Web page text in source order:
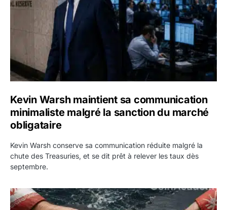
Kevin Warsh maintient sa communication
minimaliste malgré la sanction du marché
obligataire
Kevin Warsh conserve sa communication réduite malgré la
chute des Treasuries, et se dit prêt à relever les taux dès
septembre.
Ormuz : l’Iran annonce un accord avec Oman sur une